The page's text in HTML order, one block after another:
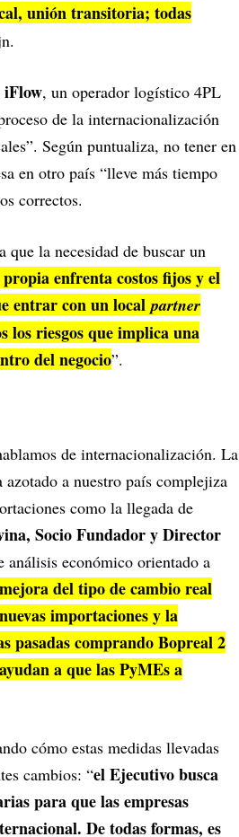
unión transitoria; todas
iFlow, un operador logístico 4PL
de la internacionalización
Según puntualiza, no tener en
en otro país “lleve más tiempo
correctos.
la necesidad de buscar un
enfrenta costos fijos y el
entrar con un localpartner
los riesgos que implica una
del negocio”.
de internacionalización. La
a nuestro país complejiza
como la llegada de
Socio Fundador y Director
análisis económico orientado a
del tipo de cambio real
importaciones y la
pasadas comprando Bopreal 2
a que las PyMEs a
cómo estas medidas llevadas
cambios: “el Ejecutivo busca
para que las empresas
De todas formas, es